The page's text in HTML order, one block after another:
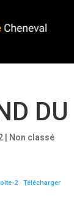
Non classé
2 Télécharger